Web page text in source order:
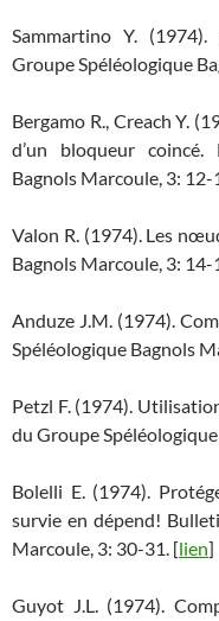
Sammartino Y.
Groupe Spéléologique
Bergamo R., Creach Y.
d’un bloqueur
Bagnols Marcoule, 3: 12-
Valon R. (1974). Les
Bagnols Marcoule, 3: 14-
Anduze J.M. (1974).
Spéléologique Bagnols
Petzl F. (1974).
du Groupe
Bolelli E. (1974).
survie en dépend!
Marcoule, 3: 30-31. [lien]
Guyot J.L. (1974).